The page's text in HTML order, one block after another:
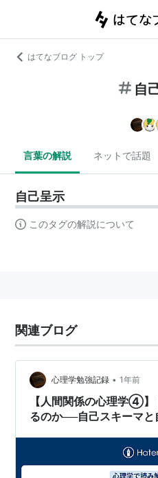
はてなブログ トップ
自
言葉の解説 ネットで話題
自己呈示
このタグの解説について
関連ブログ
心理学勉強記録 • 1年前
【人間関係の心理学④
るのか──自己スキーマと